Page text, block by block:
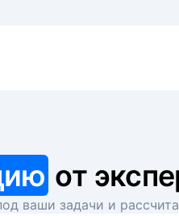
от
ваши задачи и